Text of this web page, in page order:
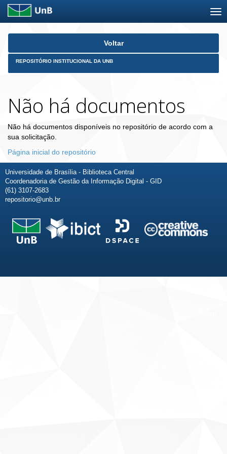
Skip
Voltar
REPOSITÓRIO INSTITUCIONAL DA UNB
Não há documentos
Não há documentos disponíveis no repositório de acordo com a
sua solicitação.
Página inicial do repositório
Universidade de Brasília - Biblioteca Central
Coordenadoria de Gestão da Informação Digital - GID
(61) 3107-2683
repositorio@unb.br